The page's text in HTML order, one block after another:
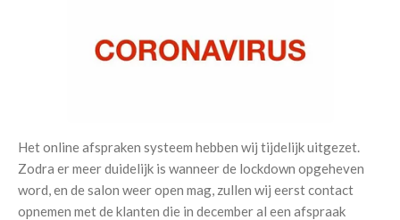
Het online afspraken systeem hebben wij tijdelijk uitgezet.
Zodra er meer duidelijk is wanneer de lockdown opgeheven
word, en de salon weer open mag, zullen wij eerst contact
opnemen met de klanten die in december al een afspraak